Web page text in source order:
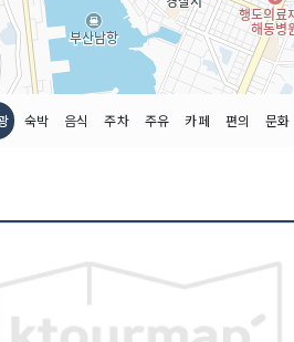
숙박 음식 주차 주유 카페 편의 문화